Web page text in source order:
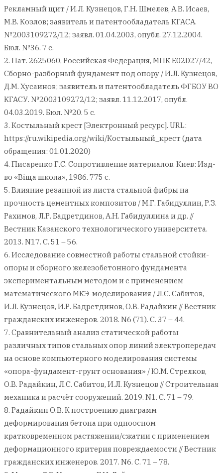
Рекламный щит / И.Л. Кузнецов, Г.Н. Шмелев, А.В. Исаев,
М.В. Козлов; заявитель и патентообладатель КГАСА.
№2003109272/12; заявл. 01.04.2003, опубл. 27.12.2004.
Бюл. №36. 7 с.
2. Пат. 2625060, Российская Федерация, МПК E02D27/42,
Сборно-разборный фундамент под опору / И.Л. Кузнецов,
Д.М. Хусаинов; заявитель и патентообладатель ФГБОУ ВО
КГАСУ. №2003109272/12; заявл. 11.12.2017, опубл.
04.03.2019. Бюл. №20. 5 с.
3. Костыльный крест [Электронный ресурс]. URL:
https://ru.wikipedia.org/wiki/Костыльный_крест (дата
обращения: 01.01.2020)
4. Писаренко Г.С. Сопротивление материалов. Киев: Изд-
во «Вiща школа», 1986. 775 с.
5. Влияние резанной из листа стальной фибры на
прочность цементных композитов / М.Г. Габидуллин, Р.З.
Рахимов, Л.Р. Бадретдинов, А.Н. Габидуллина и др. //
Вестник Казанского технологического университета.
2013. N17. С. 51 – 56.
6. Исследование совместной работы стальной стойки-
опоры и сборного железобетонного фундамента
экспериментальным методом и с применением
математического МКЭ-моделирования / Л.С. Сабитов,
И.Л. Кузнецов, И.Р. Бадретдинов, О.В. Радайкин // Вестник
гражданских инженеров. 2018. N6 (71). С. 37 – 44.
7. Сравнительный анализ статической работы
различных типов стальных опор линий электропередач
на основе компьютерного моделирования системы
«опора-фундамент-грунт основания» / Ю.М. Стрелков,
О.В. Радайкин, Л.С. Сабитов, И.Л. Кузнецов // Строительная
механика и расчёт сооружений. 2019. N1. С. 71 – 79.
8. Радайкин О.В. К построению диаграмм
деформирования бетона при одноосном
кратковременном растяжении/сжатии с применением
деформационного критерия повреждаемости // Вестник
гражданских инженеров. 2017. N6. С. 71 – 78.